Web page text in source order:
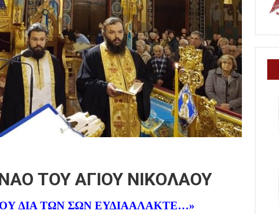
ΤΟΥ ΑΓΙΟΥ ΝΙΚΟΛΑΟΥ
ΔΙΑ ΤΩΝ ΣΩΝ ΕΥΔΙΑΑΛΑΚΤΕ…»